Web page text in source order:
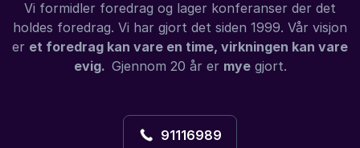
Vi formidler foredrag og lager konferanser der det
holdes foredrag. Vi har gjort det siden 1999. Vår visjon
er et foredrag kan vare en time, virkningen kan vare
evig. Gjennom 20 år er myegjort.
91116989